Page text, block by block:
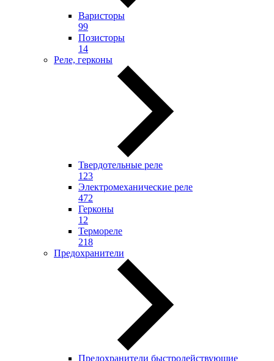
Варисторы
99
Позисторы
14
Реле, герконы
Твердотельные реле
123
Электромеханические реле
472
Герконы
12
Термореле
218
Предохранители
Предохранители быстродействующие